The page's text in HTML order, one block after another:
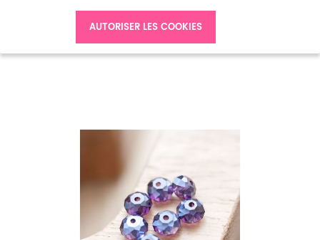
AUTORISER LES COOKIES
Perle en verre Boulier 8mm Indigo x 20